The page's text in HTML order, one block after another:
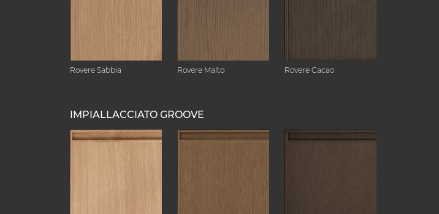
Rovere Sabbia Rovere Malto Rovere Cacao
IMPIALLACCIATO GROOVE